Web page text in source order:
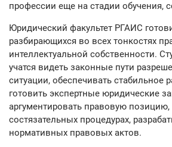
профессии еще на стадии обучения,
Юридический факультет РГАИС
разбирающихся во всех тонкостях
интеллектуальной собственности.
учатся видеть законные пути
ситуации, обеспечивать стабильное
готовить экспертные юридические
аргументировать правовую
состязательных процедурах,
нормативных правовых актов.